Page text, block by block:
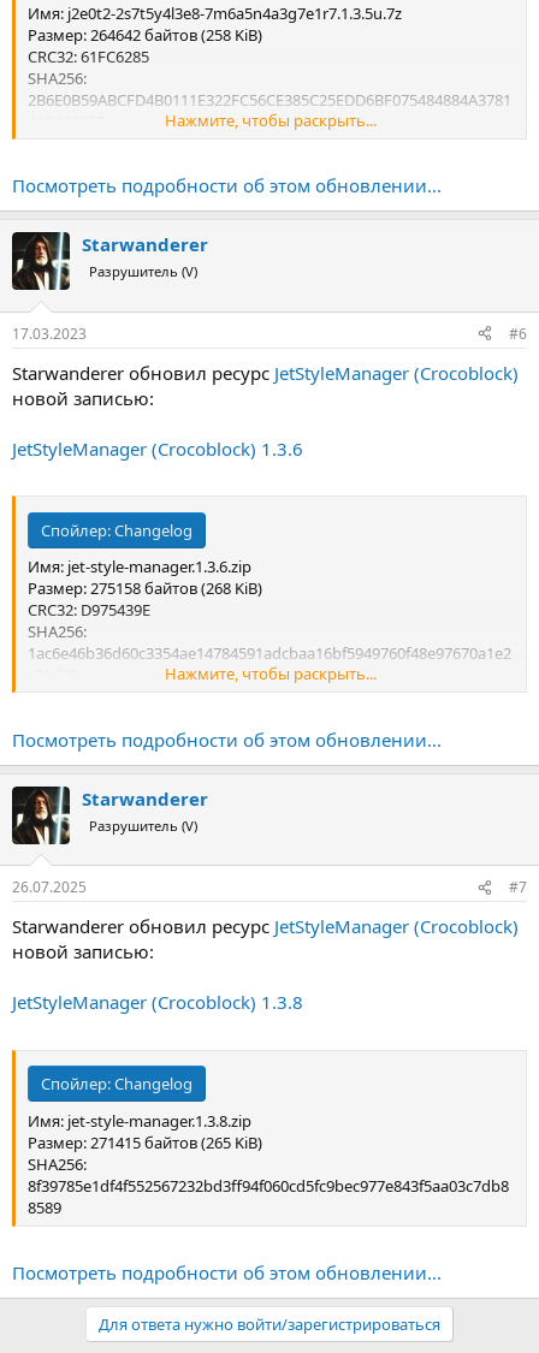
Имя: j2e0t2-2s7t5y4l3e8-7m6a5n4a3g7e1r7.1.3.5u.7z
Размер: 264642 байтов (258 KiB)
CRC32: 61FC6285
SHA256:
2B6E0B59ABCFD4B0111E322FC56CE385C25EDD6BF075484884A3781
SHA1: 015DED74E2EDF1C0238137B78925103B099307E4
Нажмите, чтобы раскрыть...
Посмотреть подробности об этом обновлении...
Starwanderer
Разрушитель (V)
17.03.2023 #6
Starwanderer обновил ресурс JetStyleManager (Crocoblock)
новой записью:
JetStyleManager (Crocoblock) 1.3.6
Спойлер:Changelog
Имя: jet-style-manager.1.3.6.zip
Размер: 275158 байтов (268 KiB)
CRC32: D975439E
SHA256:
1ac6e46b36d60c3354ae14784591adcbaa16bf5949760f48e97670a1e2
SHA1: 115a842a3b970d1635db83e2a0b7a2d58b44b379
Нажмите, чтобы раскрыть...
Посмотреть подробности об этом обновлении...
Starwanderer
Разрушитель (V)
26.07.2025 #7
Starwanderer обновил ресурс JetStyleManager (Crocoblock)
новой записью:
JetStyleManager (Crocoblock) 1.3.8
Спойлер:Changelog
Имя: jet-style-manager.1.3.8.zip
Размер: 271415 байтов (265 KiB)
SHA256:
8f39785e1df4f552567232bd3ff94f060cd5fc9bec977e843f5aa03c7db8
8589
Посмотреть подробности об этом обновлении...
Для ответа нужно войти/зарегистрироваться